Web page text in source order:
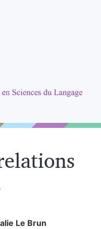
Le Brun